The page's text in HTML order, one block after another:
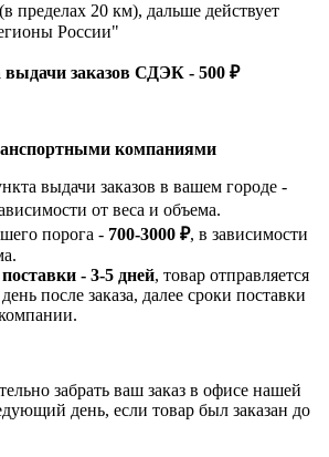
(в пределах 20 км), дальше действует
России"
выдачи заказов СДЭК - 500 ₽
компаниями
выдачи заказов в вашем городе -
от веса и объема.
порога - 700-3000 ₽, в зависимости
- 3-5 дней, товар отправляется
после заказа, далее сроки поставки
забрать ваш заказ в офисе нашей
день, если товар был заказан до